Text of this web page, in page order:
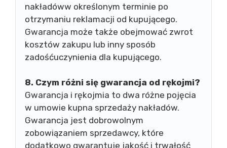
nakładóww określonym terminie po
otrzymaniu reklamacji od kupującego.
Gwarancja może także obejmować zwrot
kosztów zakupu lub inny sposób
zadośćuczynienia dla kupującego.
8. Czym różni się gwarancja od rękojmi?
Gwarancja i rękojmia to dwa różne pojęcia
w umowie kupna sprzedaży nakładów.
Gwarancja jest dobrowolnym
zobowiązaniem sprzedawcy, które
dodatkowo gwarantuje jakość i trwałość